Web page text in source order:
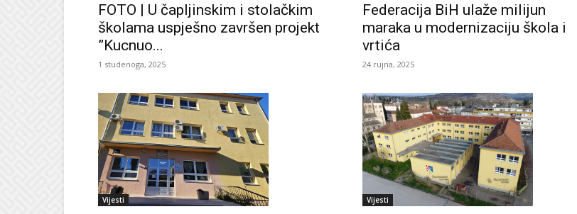
FOTO | U čapljinskim i stolačkim
školama uspješno završen projekt
”Kucnuo...
1 studenoga, 2025
Federacija BiH ulaže milijun
maraka u modernizaciju škola i
vrtića
24 rujna, 2025
Vijesti Vijesti